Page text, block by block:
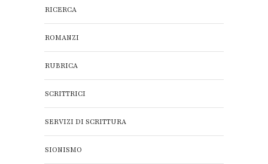
RICERCA
ROMANZI
RUBRICA
SCRITTRICI
SERVIZI DI SCRITTURA
SIONISMO